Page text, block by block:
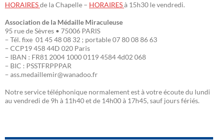
HORAIRESde la Chapelle – HORAIRESà 15h30 le vendredi.
Association de la Médaille Miraculeuse
95 rue de Sèvres • 75006 PARIS
– Tél. fixe 01 45 48 08 32 ; portable 07 80 08 86 63
– CCP19 458 44D 020 Paris
– IBAN : FR81 2004 1000 0119 4584 4d02 068
– BIC : PSSTFRPPPAR
– ass.medaillemir@wanadoo.fr
Notre service téléphonique normalement est à votre écoute du lundi
au vendredi de 9h à 11h40 et de 14h00 à 17h45, sauf jours fériés.